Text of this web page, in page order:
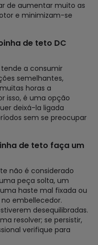
de aumentar muito as
e minimizam-se
de teto DC
a consumir
semelhantes,
horas a
isso, é uma opção
deixá-la ligada
sem se preocupar
de teto faça um
não é considerado
peça solta, um
haste mal fixada ou
embellecedor.
desequilibradas.
resolver; se persistir,
verifique para